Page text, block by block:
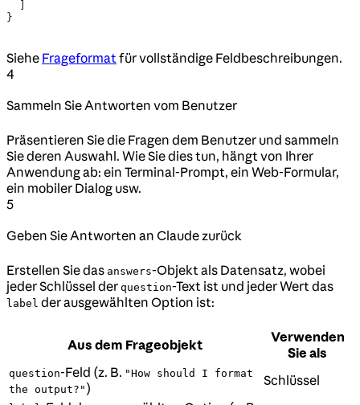
}
Siehe Frageformat für vollständige Feldbeschreibungen.
4
Sammeln Sie Antworten vom Benutzer
Präsentieren Sie die Fragen dem Benutzer und sammeln
Sie deren Auswahl. Wie Sie dies tun, hängt von Ihrer
Anwendung ab: ein Terminal-Prompt, ein Web-Formular,
ein mobiler Dialog usw.
5
Geben Sie Antworten an Claude zurück
Erstellen Sie das answers-Objekt als Datensatz, wobei
jeder Schlüssel der question-Text ist und jeder Wert das
label der ausgewählten Option ist:
Aus dem Frageobjekt
Verwenden
Sie als
question-Feld (z. B. "How should I format
the output?" ) Schlüssel